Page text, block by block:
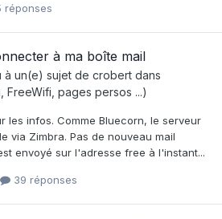
réponses
à ma boîte mail
à un(e) sujet de crobert dans
FreeWifi, pages persos ...)
les infos. Comme Bluecorn, le serveur
via Zimbra. Pas de nouveau mail
envoyé sur l'adresse free à l'instant...
39 réponses